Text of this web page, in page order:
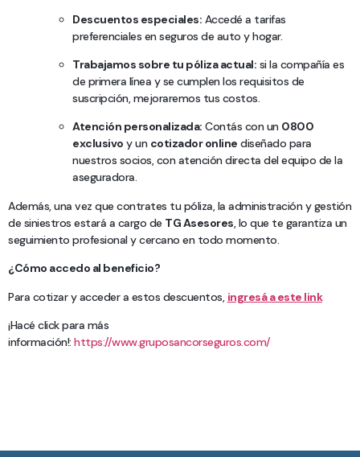
Descuentos especiales: Accedé a tarifas
preferenciales en seguros de auto y hogar.
Trabajamos sobre tu póliza actual: si la compañía es
de primera línea y se cumplen los requisitos de
suscripción, mejoraremos tus costos.
Atención personalizada: Contás con un 0800
exclusivo y un cotizador online diseñado para
nuestros socios, con atención directa del equipo de la
aseguradora.
Además, una vez que contrates tu póliza, la administración y gestión
de siniestros estará a cargo de TG Asesores, lo que te garantiza un
seguimiento profesional y cercano en todo momento.
¿Cómo accedo al beneficio?
Para cotizar y acceder a estos descuentos, ingresá a este link
¡Hacé click para más
información!: https://www.gruposancorseguros.com/